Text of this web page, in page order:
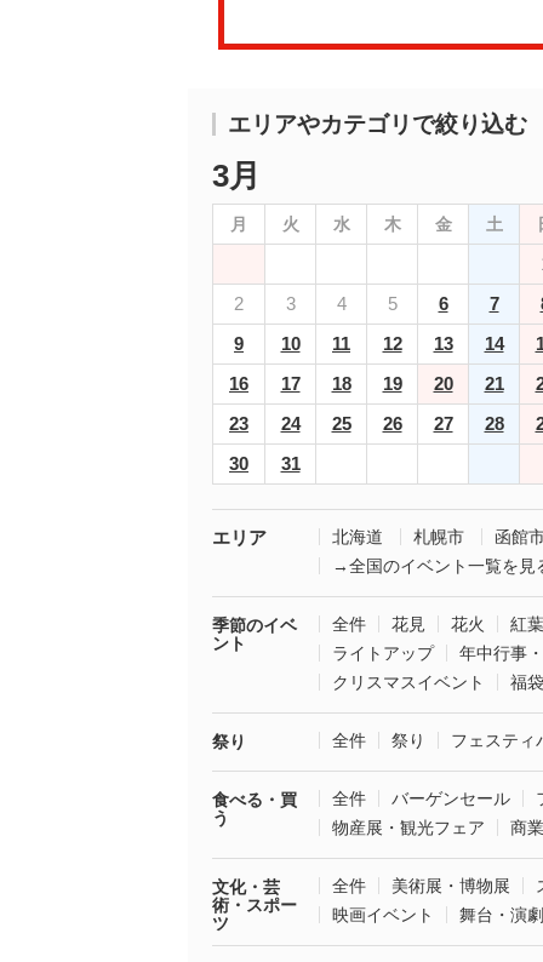
エリアやカテゴリで絞り込む
3月
月 火 水 木 金 土
2
3 4 5 6 7
9
10 11 12 13 14
16
17 18 19 20 21
23
24 25 26 27 28
30
31
エリア 北海道 札幌市
函館
→全国のイベント一覧を見
季節のイベ
ント
全件 花見 花火
紅葉
ライトアップ
年中行事
クリスマスイベント
福
祭り 全件 祭り フェスティ
食べる・買
う
全件 バーゲンセール
物産展・観光フェア
商
文化・芸
術・スポー
ツ
全件 美術展・博物展
映画イベント
舞台・演劇